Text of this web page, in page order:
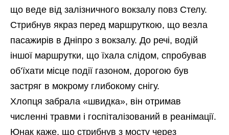
що веде від залізничного вокзалу повз Стелу.
Стрибнув якраз перед маршруткою, що везла
пасажирів в Дніпро з вокзалу. До речі, водій
іншої маршрутки, що їхала слідом, спробував
об’їхати місце події газоном, дорогою був
застряг в мокрому глибокому снігу.
Хлопця забрала «швидка», він отримав
численні травми і госпіталізований в реанімації.
Юнак каже, що стрибнув з мосту через